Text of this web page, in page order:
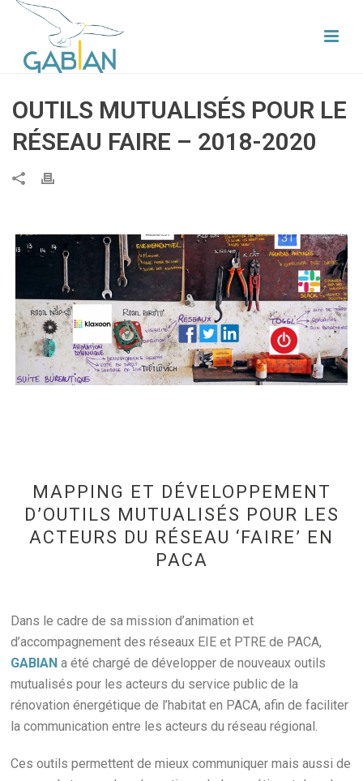
OUTILS MUTUALISÉS POUR LE
RÉSEAU FAIRE – 2018-2020
MAPPING ET DÉVELOPPEMENT
D’OUTILS MUTUALISÉS POUR LES
ACTEURS DU RÉSEAU ‘FAIRE’ EN
PACA
Dans le cadre de sa mission d’animation et
d’accompagnement des réseaux EIE et PTRE de PACA,
GABIAN a été chargé de développer de nouveaux outils
mutualisés pour les acteurs du service public de la
rénovation énergétique de l’habitat en PACA, afin de faciliter
la communication entre les acteurs du réseau régional.
Ces outils permettent de mieux communiquer mais aussi de